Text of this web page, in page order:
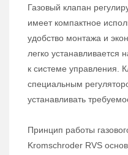
Газовый клапан
имеет компактное
удобство монтажа и
легко устанавливается
к системе управления.
специальным
устанавливать
Принцип работы
Kromschroder RVS